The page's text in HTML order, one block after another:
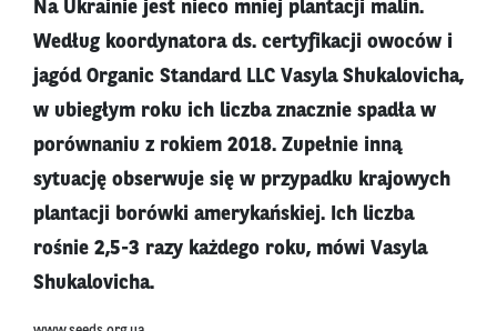
Na Ukrainie jest nieco mniej plantacji malin.
Według koordynatora ds. certyfikacji owoców i
jagód Organic Standard LLC Vasyla Shukalovicha,
w ubiegłym roku ich liczba znacznie spadła w
porównaniu z rokiem 2018. Zupełnie inną
sytuację obserwuje się w przypadku krajowych
plantacji borówki amerykańskiej. Ich liczba
rośnie 2,5-3 razy każdego roku, mówi Vasyla
Shukalovicha.